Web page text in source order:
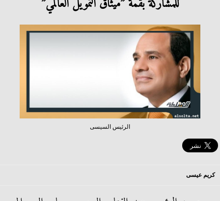
الرئيس السيسى
كريم عيسى